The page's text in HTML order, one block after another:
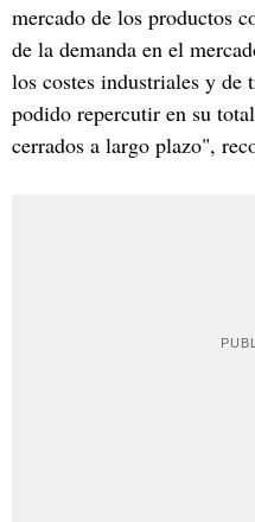
mercado de los productos
de la demanda en el
los costes industriales y de
podido repercutir en su
cerrados a largo plazo",